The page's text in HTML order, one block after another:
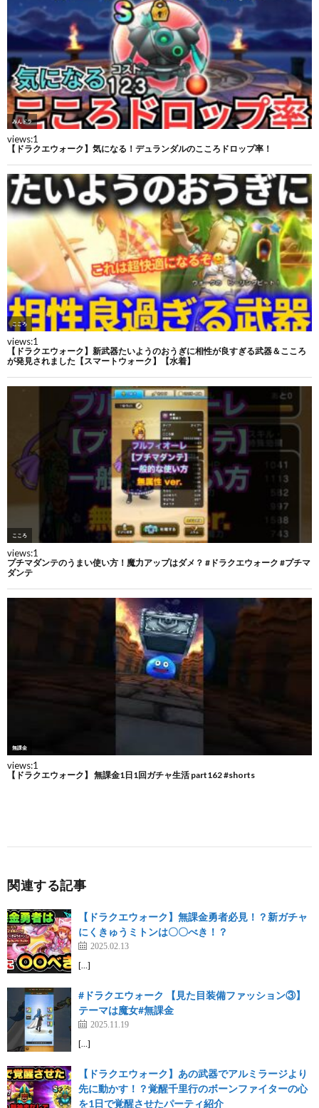
関連する記事
【ドラクエウォーク】無課金勇者必見！？新ガチャ
にくきゅうミトンは〇〇べき！？
2025.02.13
[…]
#ドラクエウォーク 【見た目装備ファッション③】
テーマは魔女#無課金
2025.11.19
[…]
【ドラクエウォーク】あの武器でアルミラージより
先に動かす！？覚醒千里行のボーンファイターの心
を1日で覚醒させたパーティ紹介